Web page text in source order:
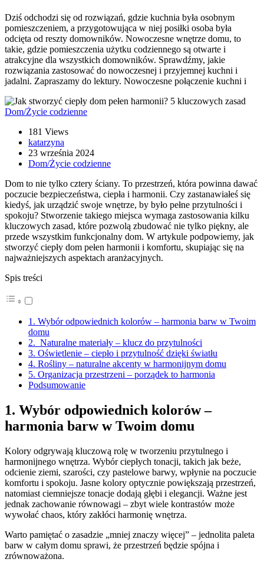
Dziś odchodzi się od rozwiązań, gdzie kuchnia była osobnym
pomieszczeniem, a przygotowująca w niej posiłki osoba była
odcięta od reszty domowników. Nowoczesne wnętrze domu, to
takie, gdzie pomieszczenia użytku codziennego są otwarte i
atrakcyjne dla wszystkich domowników. Sprawdźmy, jakie
rozwiązania zastosować do nowoczesnej i przyjemnej kuchni i
jadalni. Zapraszamy do lektury. Nowoczesne połączenie kuchni i
Dom/Życie codzienne
181 Views
katarzyna
23 września 2024
Dom/Życie codzienne
Dom to nie tylko cztery ściany. To przestrzeń, która powinna dawać
poczucie bezpieczeństwa, ciepła i harmonii. Czy zastanawiałeś się
kiedyś, jak urządzić swoje wnętrze, by było pełne przytulności i
spokoju? Stworzenie takiego miejsca wymaga zastosowania kilku
kluczowych zasad, które pozwolą zbudować nie tylko piękny, ale
przede wszystkim funkcjonalny dom. W artykule podpowiemy, jak
stworzyć ciepły dom pełen harmonii i komfortu, skupiając się na
najważniejszych aspektach aranżacyjnych.
Spis treści
1. Wybór odpowiednich kolorów – harmonia barw w Twoim
domu
2. Naturalne materiały – klucz do przytulności
3. Oświetlenie – ciepło i przytulność dzięki światłu
4. Rośliny – naturalne akcenty w harmonijnym domu
5. Organizacja przestrzeni – porządek to harmonia
Podsumowanie
1. Wybór odpowiednich kolorów –
harmonia barw w Twoim domu
Kolory odgrywają kluczową rolę w tworzeniu przytulnego i
harmonijnego wnętrza. Wybór ciepłych tonacji, takich jak beże,
odcienie ziemi, szarości, czy pastelowe barwy, wpłynie na poczucie
komfortu i spokoju. Jasne kolory optycznie powiększają przestrzeń,
natomiast ciemniejsze tonacje dodają głębi i elegancji. Ważne jest
jednak zachowanie równowagi – zbyt wiele kontrastów może
wywołać chaos, który zakłóci harmonię wnętrza.
Warto pamiętać o zasadzie „mniej znaczy więcej” – jednolita paleta
barw w całym domu sprawi, że przestrzeń będzie spójna i
zrównoważona.